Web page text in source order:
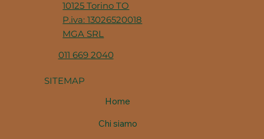
Via Bernardino Galliari, 29,
10125 Torino TO
MGA SRL
011 669 2040
Home